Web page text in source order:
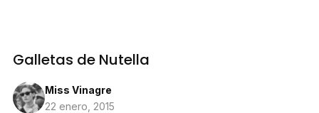
Galletas de Nutella
Miss Vinagre
22 enero, 2015